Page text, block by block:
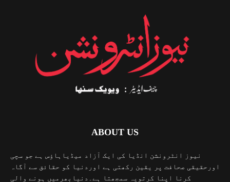
ABOUT US
نیوز انٹرونشن انڈیا کی ایک آزاد میڈیاہاؤس ہے جو سچی
اورحقیقی صحافت پر یقین رکھتی ہے اوردنیا کو حقائق سے آگاہ
کرنا اپنا کرتویہ سمجھتا ہے۔دنیابھرمیں ہونے والی